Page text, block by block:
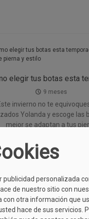
elegir tus botas esta
Guía por tipo de pierna y
9 meses
invierno no te
Yolanda y escoge las
mejor se adaptan a tus
personalizada
de nuestro sitio con
con otra información que
hace de sus servicios.